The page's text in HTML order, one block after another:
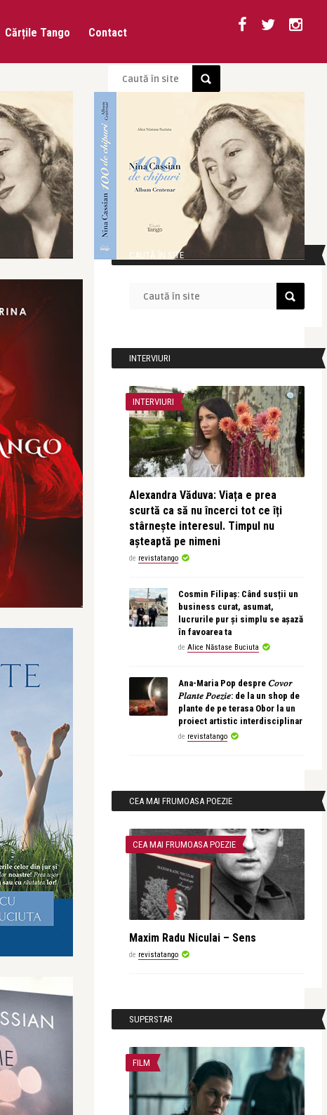
Cărțile Tango Contact
CAUTĂ ÎN SITE
INTERVIURI
INTERVIURI
Alexandra Văduva: Viața e prea
scurtă ca să nu încerci tot ce îți
stârnește interesul. Timpul nu
așteaptă pe nimeni
de revistatango
Cosmin Filipaș: Când susții un
business curat, asumat,
lucrurile pur și simplu se așază
în favoarea ta
de Alice Năstase Buciuta
Ana-Maria Pop despre 𝐶𝑜𝑣𝑜𝑟
𝑃𝑙𝑎𝑛𝑡𝑒 𝑃𝑜𝑒𝑧𝑖𝑒: de la un shop de
plante de pe terasa Obor la un
proiect artistic interdisciplinar
de revistatango
CEA MAI FRUMOASA POEZIE
CEA MAI FRUMOASA POEZIE
Maxim Radu Niculai – Sens
de revistatango
SUPERSTAR
FILM